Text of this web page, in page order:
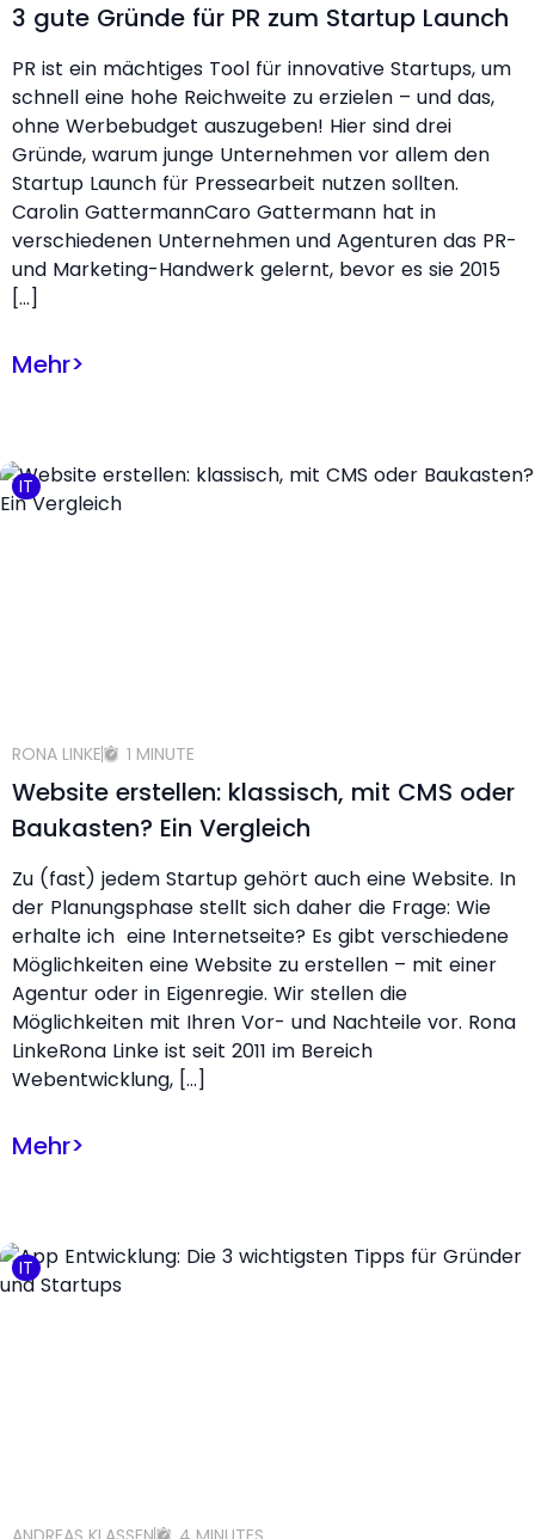
3 gute Gründe für PR zum Startup Launch
PR ist ein mächtiges Tool für innovative Startups, um
schnell eine hohe Reichweite zu erzielen – und das,
ohne Werbebudget auszugeben! Hier sind drei
Gründe, warum junge Unternehmen vor allem den
Startup Launch für Pressearbeit nutzen sollten.
Carolin GattermannCaro Gattermann hat in
verschiedenen Unternehmen und Agenturen das PR-
und Marketing-Handwerk gelernt, bevor es sie 2015
[…]
Mehr>
IT
RONA LINKE 1 MINUTE
Website erstellen: klassisch, mit CMS oder
Baukasten? Ein Vergleich
Zu (fast) jedem Startup gehört auch eine Website. In
der Planungsphase stellt sich daher die Frage: Wie
erhalte ich eine Internetseite? Es gibt verschiedene
Möglichkeiten eine Website zu erstellen – mit einer
Agentur oder in Eigenregie. Wir stellen die
Möglichkeiten mit Ihren Vor- und Nachteile vor. Rona
LinkeRona Linke ist seit 2011 im Bereich
Webentwicklung, […]
Mehr>
IT